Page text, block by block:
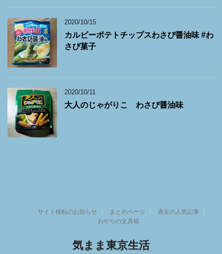
2020/10/15
カルビーポテトチップスわさび醤油味 #わ
さび菓子
2020/10/11
大人のじゃがりこ わさび醤油味
サイト移転のお知らせ まとめページ
過去の人気記事
おやぢの文具箱
気まま東京生活